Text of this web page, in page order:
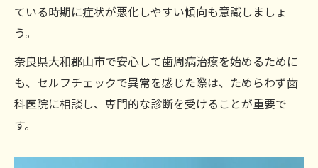
ている時期に症状が悪化しやすい傾向も意識しましょ
う。
奈良県大和郡山市で安心して歯周病治療を始めるために
も、セルフチェックで異常を感じた際は、ためらわず歯
科医院に相談し、専門的な診断を受けることが重要で
す。